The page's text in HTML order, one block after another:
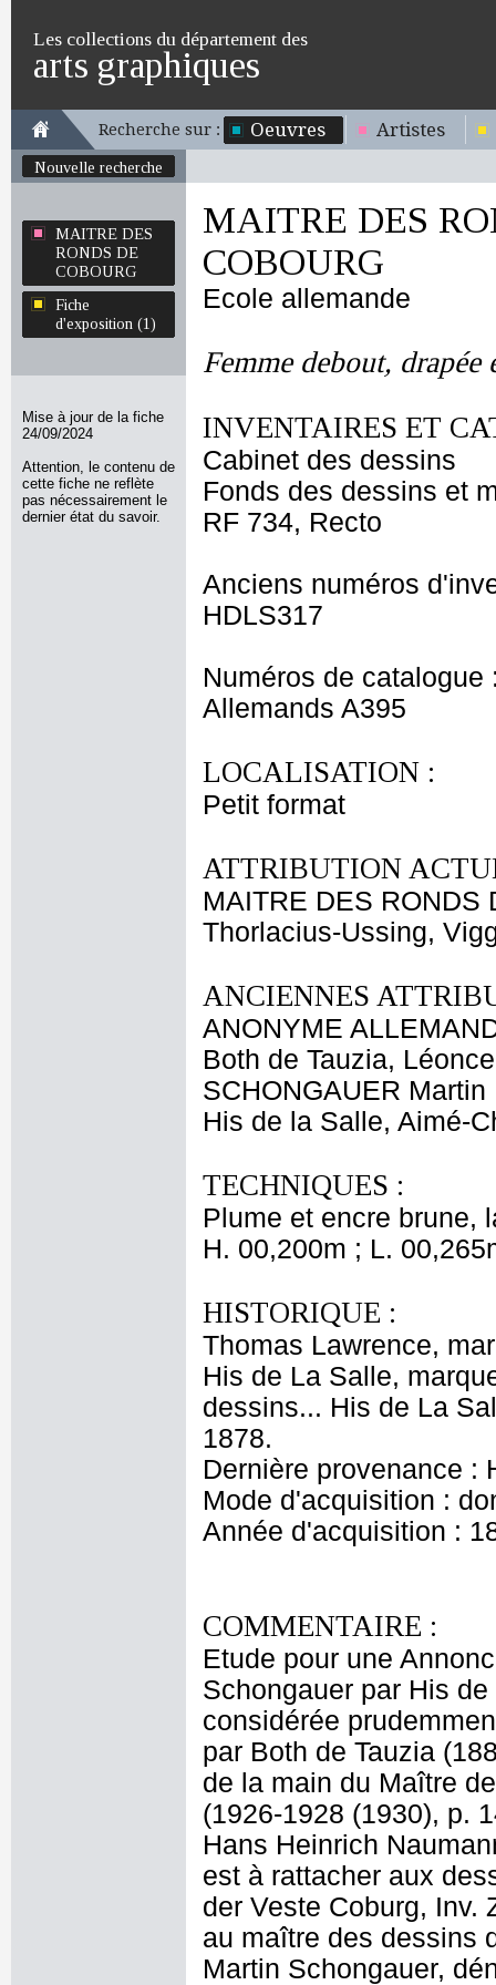
Les collections du département des
arts graphiques
Recherche sur : Oeuvres Artistes
Nouvelle recherche
MAITRE DES
RONDS DE
COBOURG
Fiche
d'exposition (1)
Mise à jour de la fiche
24/09/2024
Attention, le contenu de
cette fiche ne reflète
pas nécessairement le
dernier état du savoir.
MAITRE DES
COBOURG
Ecole allemande
Femme debout, drapée
INVENTAIRES ET
Cabinet des dessins
Fonds des dessins et
RF 734, Recto
Anciens numéros
HDLS317
Numéros de catalogue
Allemands A395
LOCALISATION :
Petit format
ATTRIBUTION
MAITRE DES RONDS
Thorlacius-Ussing,
ANCIENNES
ANONYME
Both de Tauzia, Léonce
SCHONGAUER Martin
His de la Salle, Aimé-
TECHNIQUES :
Plume et encre brune,
H. 00,200m ; L.
HISTORIQUE :
Thomas Lawrence,
His de La Salle,
dessins... His de La
1878.
Dernière provenance :
Mode d'acquisition :
Année d'acquisition :
COMMENTAIRE :
Etude pour une
Schongauer par His
considérée
par Both de Tauzia
de la main du Maître
(1926-1928 (1930), p.
Hans Heinrich
est à rattacher aux
der Veste Coburg, Inv.
au maître des dessins
Martin Schongauer,